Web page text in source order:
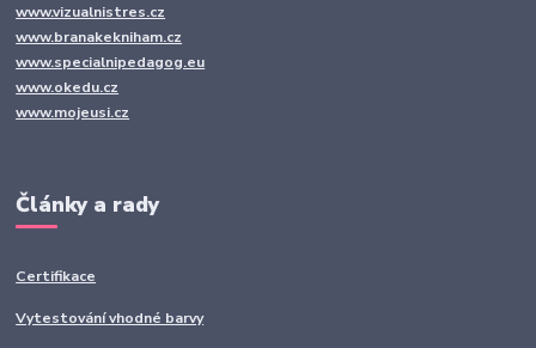
www.vizualnistres.cz
www.branakekniham.cz
www.specialnipedagog.eu
www.okedu.cz
www.mojeusi.cz
Články a rady
Certifikace
Vytestování vhodné barvy